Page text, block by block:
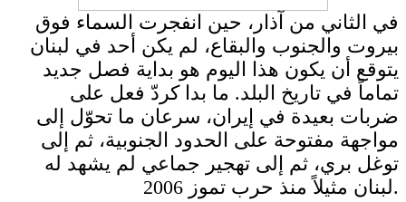
في الثاني من آذار، حين انفجرت السماء فوق
بيروت والجنوب والبقاع، لم يكن أحد في لبنان
يتوقع أن يكون هذا اليوم هو بداية فصل جديد
تماماً في تاريخ البلد. ما بدا كردّ فعل على
ضربات بعيدة في إيران، سرعان ما تحوّل إلى
مواجهة مفتوحة على الحدود الجنوبية، ثم إلى
توغل بري، ثم إلى تهجير جماعي لم يشهد له
لبنان مثيلاً منذ حرب تموز 2006.